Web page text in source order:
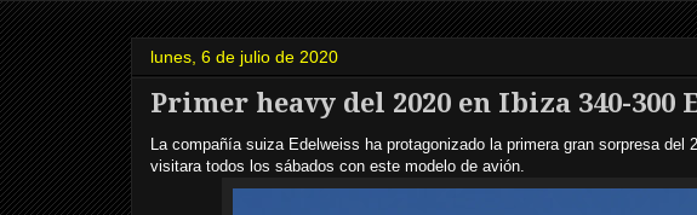
lunes, 6 de julio de 2020
Primer heavy del 2020 en Ibiza 340-300
La compañía suiza Edelweiss ha protagonizado la primera gran sorpresa
visitara todos los sábados con este modelo de avión.